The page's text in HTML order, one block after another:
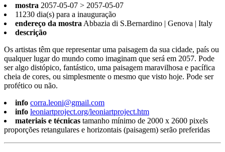
mostra 2057-05-07 > 2057-05-07
11230 dia(s) para a inauguração
endereço da mostra Abbazia di S.Bernardino | Genova | Italy
descrição
Os artistas têm que representar uma paisagem da sua cidade, país ou
qualquer lugar do mundo como imaginam que será em 2057. Pode
ser algo distópico, fantástico, uma paisagem maravilhosa e pacífica
cheia de cores, ou simplesmente o mesmo que visto hoje. Pode ser
profético ou não.
info corra.leoni@gmail.com
info leoniartproject.org/leoniartproject.htm
materiais e técnicas tamanho mínimo de 2000 x 2600 pixels
proporções retangulares e horizontais (paisagem) serão preferidas